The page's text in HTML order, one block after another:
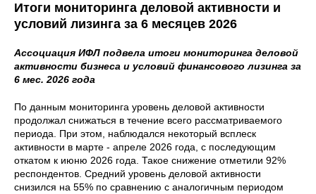
Итоги мониторинга деловой активности и
условий лизинга за 6 месяцев 2026
Ассоциация ИФЛ подвела итоги мониторинга деловой
активности бизнеса и условий финансового лизинга за
6 мес. 2026 года
По данным мониторинга уровень деловой активности
продолжал снижаться в течение всего рассматриваемого
периода. При этом, наблюдался некоторый всплеск
активности в марте - апреле 2026 года, с последующим
откатом к июню 2026 года. Такое снижение отметили 92%
респондентов. Средний уровень деловой активности
снизился на 55% по сравнению с аналогичным периодом